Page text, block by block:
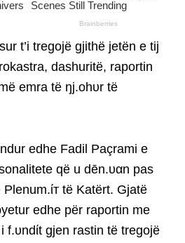
t’i tregojë gjithë jetën e tij
dashuritë, raportin
emra të ŋj.ohυr të
edhe Fadil Paçrami e
që u dēn.υαn pas
të Katërt. Gjatë
edhe për raportin me
f.υndίt gjen rastin të tregojë